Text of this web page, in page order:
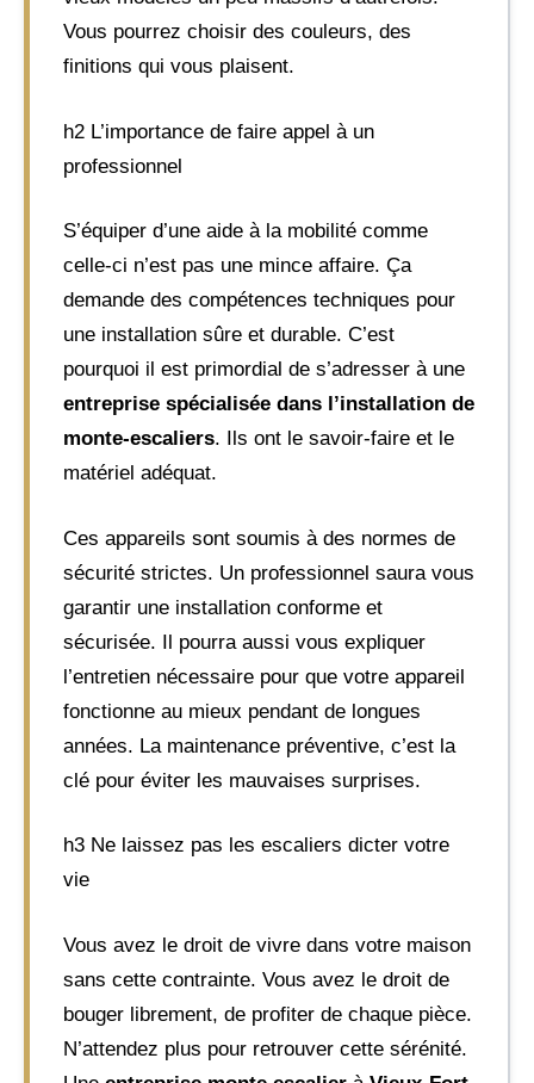
Vous pourrez choisir des couleurs, des
finitions qui vous plaisent.
h2 L’importance de faire appel à un
professionnel
S’équiper d’une aide à la mobilité comme
celle-ci n’est pas une mince affaire. Ça
demande des compétences techniques pour
une installation sûre et durable. C’est
pourquoi il est primordial de s’adresser à une
entreprise spécialisée dans l’installation de
monte-escaliers. Ils ont le savoir-faire et le
matériel adéquat.
Ces appareils sont soumis à des normes de
sécurité strictes. Un professionnel saura vous
garantir une installation conforme et
sécurisée. Il pourra aussi vous expliquer
l’entretien nécessaire pour que votre appareil
fonctionne au mieux pendant de longues
années. La maintenance préventive, c’est la
clé pour éviter les mauvaises surprises.
h3 Ne laissez pas les escaliers dicter votre
vie
Vous avez le droit de vivre dans votre maison
sans cette contrainte. Vous avez le droit de
bouger librement, de profiter de chaque pièce.
N’attendez plus pour retrouver cette sérénité.